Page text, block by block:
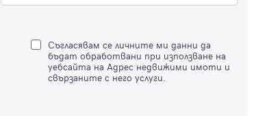
Съгласявам се личните ми данни да
бъдат обработвани при използване на
уебсайта на Адрес недвижими имоти и
свързаните с него услуги.
Регистрация